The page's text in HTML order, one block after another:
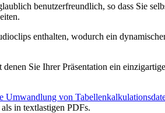
benutzerfreundlich, so dass Sie
enthalten, wodurch ein
Sie Ihrer Präsentation ein
Umwandlung von
in textlastigen PDFs.